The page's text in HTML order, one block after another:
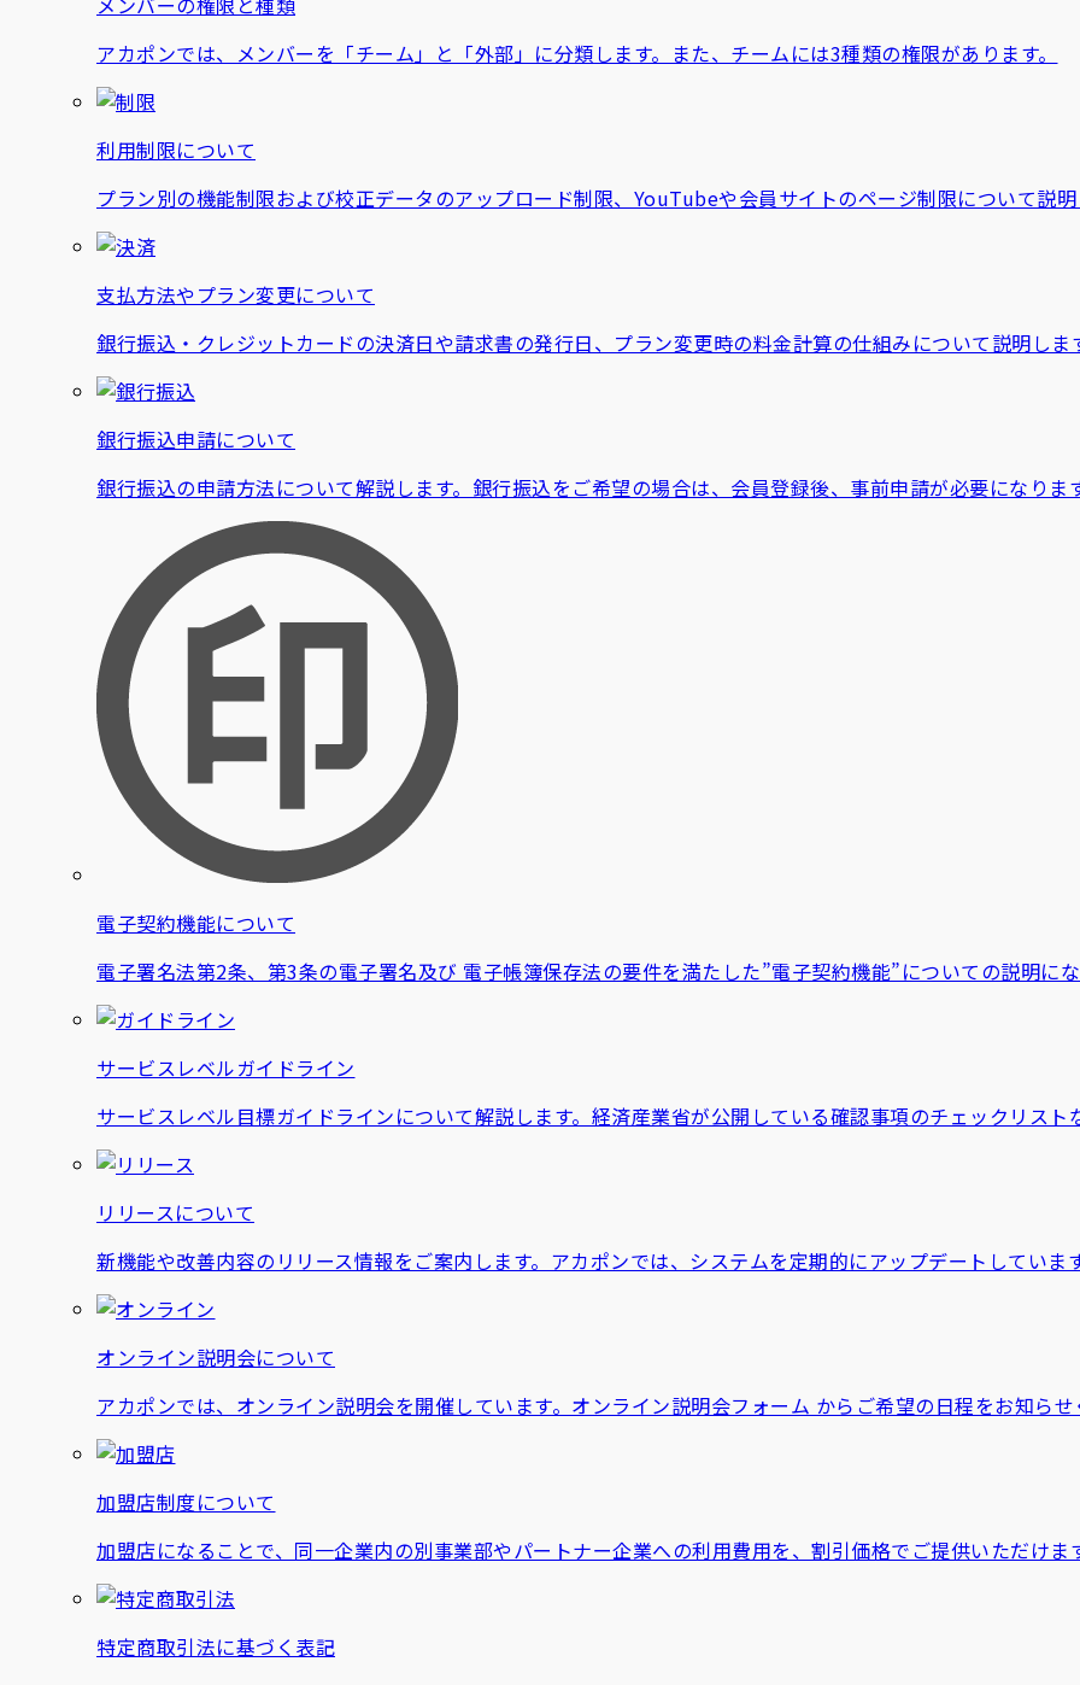
アカポンでは、メンバーを「チーム」と「外部」に分類します。また、チームには3種類の権限があります。
利用制限について
プラン別の機能制限および校正データのアップロード制限、YouTubeや会員サイトのページ制限について説
支払方法やプラン変更について
銀行振込・クレジットカードの決済日や請求書の発行日、プラン変更時の料金計算の仕組みについて説明しま
銀行振込申請について
銀行振込の申請方法について解説します。銀行振込をご希望の場合は、会員登録後、事前申請が必要になりま
電子契約機能について
電子署名法第2条、第3条の電子署名及び 電子帳簿保存法の要件を満たした”電子契約機能”についての説明に
サービスレベルガイドライン
サービスレベル目標ガイドラインについて解説します。経済産業省が公開している確認事項のチェックリスト
リリースについて
新機能や改善内容のリリース情報をご案内します。アカポンでは、システムを定期的にアップデートしていま
オンライン説明会について
アカポンでは、オンライン説明会を開催しています。オンライン説明会フォーム からご希望の日程をお知ら
加盟店制度について
加盟店になることで、同一企業内の別事業部やパートナー企業への利用費用を、割引価格でご提供いただけま
特定商取引法に基づく表記